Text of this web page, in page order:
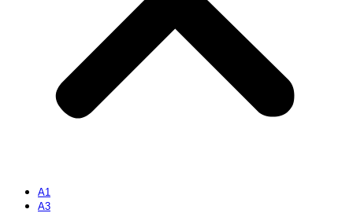
A1
A3